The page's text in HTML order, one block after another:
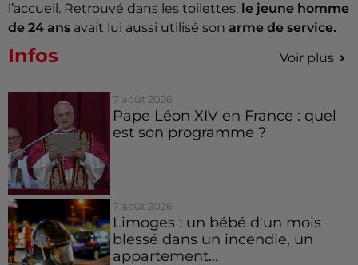
l’accueil. Retrouvé dans les toilettes, le jeune homme
de 24 ans avait lui aussi utilisé son arme de service.
Infos Voir plus
7 août 2026
Pape Léon XIV en France : quel
est son programme ?
7 août 2026
Limoges : un bébé d'un mois
blessé dans un incendie, un
appartement...